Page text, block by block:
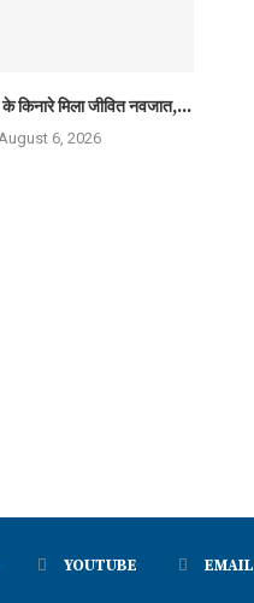
किनारे मिला जीवित नवजात,...
August 6, 2026
YOUTUBE EMAIL